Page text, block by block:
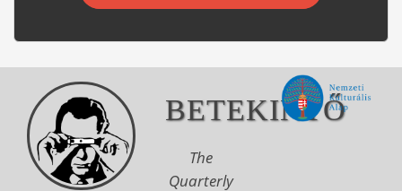
BETEKINTŐ
The
Quarterly